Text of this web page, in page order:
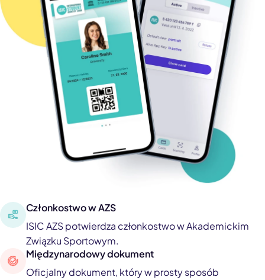
Członkostwo w AZS
ISIC AZS potwierdza członkostwo w Akademickim
Związku Sportowym.
Międzynarodowy dokument
Oficjalny dokument, który w prosty sposób